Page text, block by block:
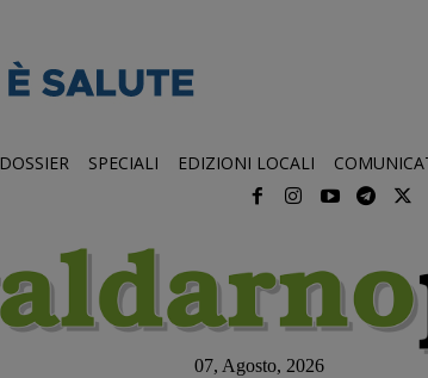
DOSSIER SPECIALI EDIZIONI LOCALI
07, Agosto, 2026